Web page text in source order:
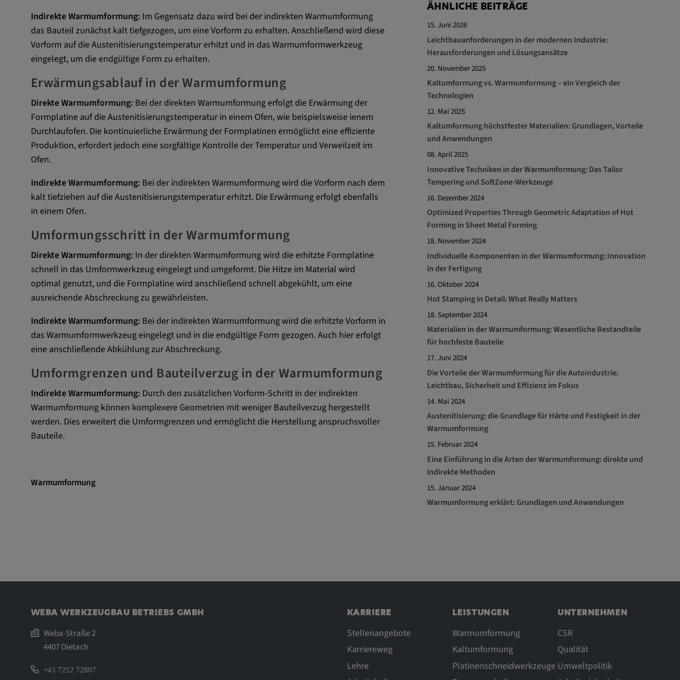
Indirekte Warmumformung: Im Gegensatz dazu wird bei der indirekten Warmumformung
das Bauteil zunächst kalt tiefgezogen, um eine Vorform zu erhalten. Anschließend wird diese
Vorform auf die Austenitisierungstemperatur erhitzt und in das Warmumformwerkzeug
eingelegt, um die endgültige Form zu erhalten.
Erwärmungsablauf in der Warmumformung
Direkte Warmumformung: Bei der direkten Warmumformung erfolgt die Erwärmung der
Formplatine auf die Austenitisierungstemperatur in einem Ofen, wie beispielsweise ienem
Durchlaufofen. Die kontinuierliche Erwärmung der Formplatinen ermöglicht eine effiziente
Produktion, erfordert jedoch eine sorgfältige Kontrolle der Temperatur und Verweilzeit im
Ofen.
Indirekte Warmumformung: Bei der indirekten Warmumformung wird die Vorform nach dem
kalt tiefziehen auf die Austenitisierungstemperatur erhitzt. Die Erwärmung erfolgt ebenfalls
in einem Ofen.
Umformungsschritt in der Warmumformung
Direkte Warmumformung: In der direkten Warmumformung wird die erhitzte Formplatine
schnell in das Umformwerkzeug eingelegt und umgeformt. Die Hitze im Material wird
optimal genutzt, und die Formplatine wird anschließend schnell abgekühlt, um eine
ausreichende Abschreckung zu gewährleisten.
Indirekte Warmumformung: Bei der indirekten Warmumformung wird die erhitzte Vorform in
das Warmumformwerkzeug eingelegt und in die endgültige Form gezogen. Auch hier erfolgt
eine anschließende Abkühlung zur Abschreckung.
Umformgrenzen und Bauteilverzug in der Warmumformung
Indirekte Warmumformung: Durch den zusätzlichen Vorform-Schritt in der indirekten
Warmumformung können komplexere Geometrien mit weniger Bauteilverzug hergestellt
werden. Dies erweitert die Umformgrenzen und ermöglicht die Herstellung anspruchsvoller
Bauteile.
Warmumformung
ÄHNLICHE BEITRÄGE
15. Juni 2026
Leichtbauanforderungen in der modernen Industrie:
Herausforderungen und Lösungsansätze
20. November 2025
Kaltumformung vs. Warmumformung – ein Vergleich der
Technologien
12. Mai 2025
Kaltumformung höchstfester Materialien: Grundlagen, Vorteile
und Anwendungen
08. April 2025
Innovative Techniken in der Warmumformung: Das Tailor
Tempering und SoftZone-Werkzeuge
16. Dezember 2024
Optimized Properties Through Geometric Adaptation of Hot
Forming in Sheet Metal Forming
18. November 2024
Individuelle Komponenten in der Warmumformung: Innovation
in der Fertigung
16. Oktober 2024
Hot Stamping in Detail: What Really Matters
18. September 2024
Materialien in der Warmumformung: Wesentliche Bestandteile
für hochfeste Bauteile
17. Juni 2024
Die Vorteile der Warmumformung für die Autoindustrie:
Leichtbau, Sicherheit und Effizienz im Fokus
14. Mai 2024
Austenitisierung: die Grundlage für Härte und Festigkeit in der
Warmumformung
15. Februar 2024
Eine Einführung in die Arten der Warmumformung: direkte und
indirekte Methoden
15. Januar 2024
Warmumformung erklärt: Grundlagen und Anwendungen
WEBA WERKZEUGBAU BETRIEBS GMBH
Weba-Straße 2
4407 Dietach
+43 7252 72807
KARRIERE
Stellenangebote
Karriereweg
Lehre
LEISTUNGEN
Warmumformung
Kaltumformung
Platinenschneidwerkzeuge
UNTERNEHMEN
CSR
Qualität
Umweltpolitik
Externe Medien
Notwendig, um Inhalte von externen Medien-Plattformen
anzuzeigen.
Google Maps
Name: DV, SOCS, NID, AEC, CONSENT, OGPC
Anbieter: google.com
Zweck:
Mit diesen Cookie werden die Präferenzen
Youtube
Name:
VISITOR_INFO1_LIVE, YSC, CONSENT,
yt.innertube::nextId, yt.innertube::requests, yt-
remote-cast-installed, yt-remote-connected-
devices, yt-remote-device-id, yt-remote-fast-
check-period, yt-remote-session-app, yt-
remote-session-name, IDE, LOGIN_INFO,
PREF, LOGIN_INFO, PREF,
1P_JAR, DSID, APISID, HSID, SSID, SID,
SAPISID, SIDCC, yt-player-headers-
readable,
player-lv, yt-player-bandaid-host, yt-player-
Anbieter: youtube.com, google.com, doubleclick.net
Zweck:
VISITOR_INFO1_LIVE wird genutzt, um
Name:
_mkto_trk, singular_device_id, _vis_opt_s,
_vis_opt_exp_140_combi, _vwo_ds, _uetvid,